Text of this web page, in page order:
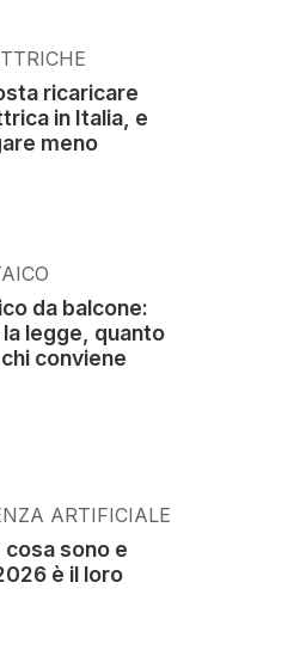
ricaricare
in Italia, e
meno
da balcone:
legge, quanto
conviene
ARTIFICIALE
sono e
è il loro